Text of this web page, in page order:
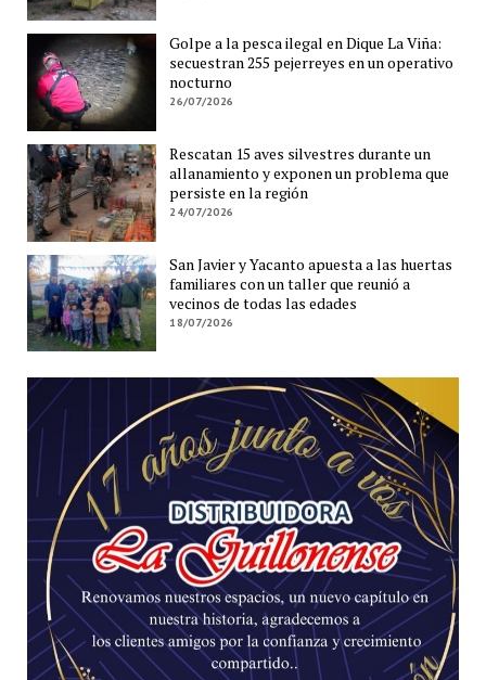
Golpe a la pesca ilegal en Dique La Viña:
secuestran 255 pejerreyes en un operativo
nocturno
26/07/2026
Rescatan 15 aves silvestres durante un
allanamiento y exponen un problema que
persiste en la región
24/07/2026
San Javier y Yacanto apuesta a las huertas
familiares con un taller que reunió a
vecinos de todas las edades
18/07/2026